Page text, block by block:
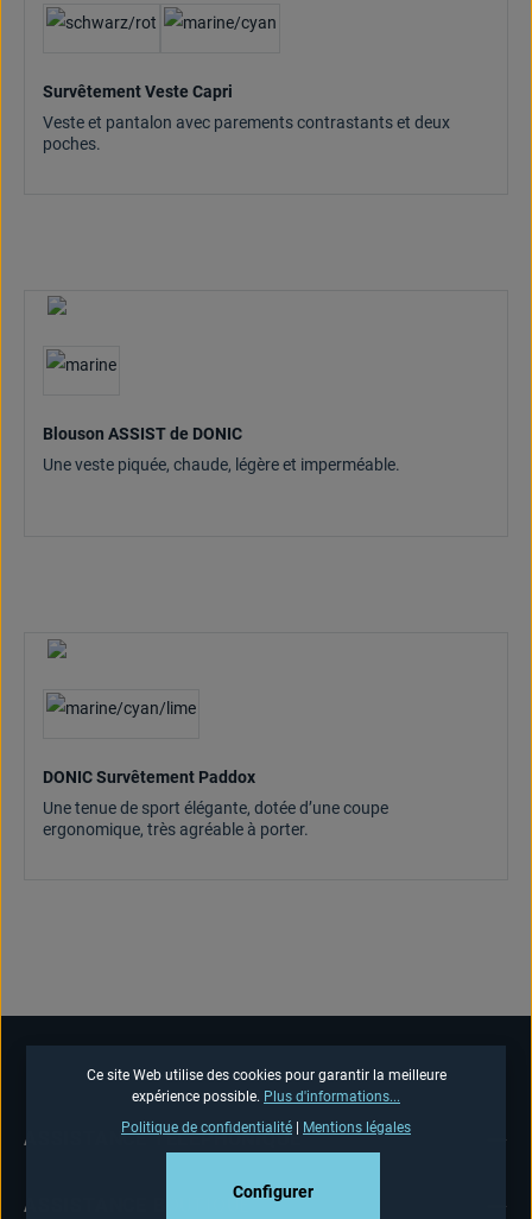
Survêtement Veste Capri
Veste et pantalon avec parements contrastants et deux
poches.
Blouson ASSIST de DONIC
Une veste piquée, chaude, légère et imperméable.
DONIC Survêtement Paddox
Une tenue de sport élégante, dotée d’une coupe
ergonomique, très agréable à porter.
ASSISTANCE TÉLÉPHONIQUE
ASSISTANCE BOUTIQUE
Ce site Web utilise des cookies pour garantir la meilleure
expérience possible. Plus d'informations...
Politique de confidentialité | Mentions légales
Configurer